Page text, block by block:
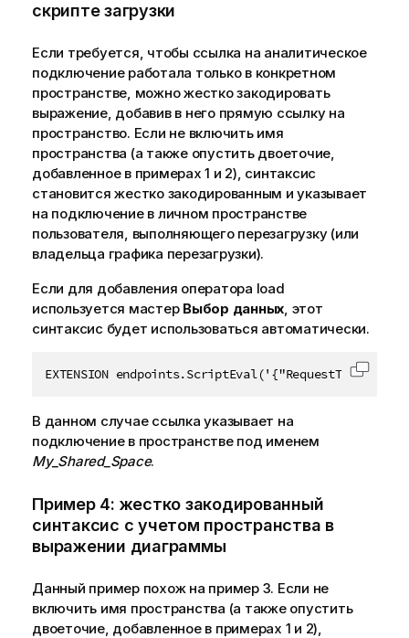
скрипте загрузки
Если требуется, чтобы ссылка на аналитическое
подключение работала только в конкретном
пространстве, можно жестко закодировать
выражение, добавив в него прямую ссылку на
пространство. Если не включить имя
пространства (а также опустить двоеточие,
добавленное в примерах 1 и 2), синтаксис
становится жестко закодированным и указывает
на подключение в личном пространстве
пользователя, выполняющего перезагрузку (или
владельца графика перезагрузки).
Если для добавления оператора load
используется мастер Выбор данных, этот
синтаксис будет использоваться автоматически.
EXTENSION
В данном случае ссылка указывает на
подключение в пространстве под именем
My_Shared_Space.
Пример 4: жестко закодированный
синтаксис с учетом пространства в
выражении диаграммы
Данный пример похож на пример 3. Если не
включить имя пространства (а также опустить
двоеточие, добавленное в примерах 1 и 2),